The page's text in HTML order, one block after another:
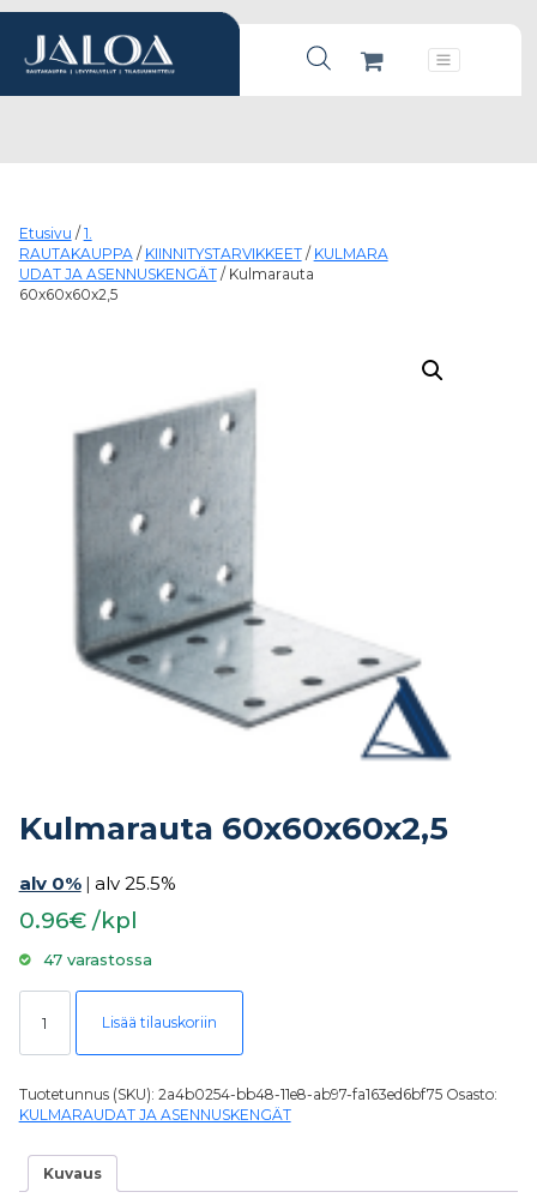
Products search
Päävalikko
Etusivu / 1.
RAUTAKAUPPA/ KIINNITYSTARVIKKEET/ KULMARA
UDAT JA ASENNUSKENGÄT/ Kulmarauta
60x60x60x2,5
Kulmarauta 60x60x60x2,5
alv 0% | alv 25.5%
0.96€ /kpl
47 varastossa
Kulmarauta 60x60x60x2,5 määrä
Lisää tilauskoriin
Tuotetunnus (SKU): 2a4b0254-bb48-11e8-ab97-fa163ed6bf75 Osasto:
KULMARAUDAT JA ASENNUSKENGÄT
Kuvaus